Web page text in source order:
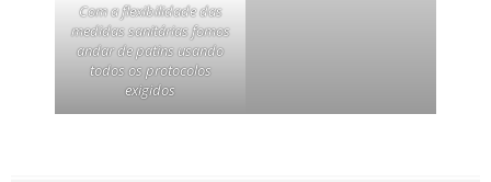
Com a flexibilidade das
medidas sanitárias fomos
andar de patins usando
todos os protocolos
exigidos